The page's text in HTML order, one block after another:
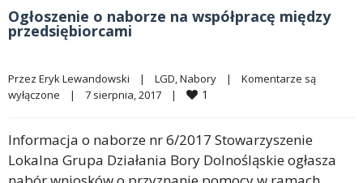
Ogłoszenie o naborze na współpracę między
przedsiębiorcami
Przez Eryk Lewandowski | LGD, Nabory |
Komentarze są
wyłączone
| 7 sierpnia, 2017 | 1
Informacja o naborze nr 6/2017 Stowarzyszenie
Lokalna Grupa Działania Bory Dolnośląskie ogłasza